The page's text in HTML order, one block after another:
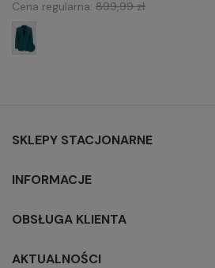
Cena regularna: 899,99 zł
SKLEPY STACJONARNE
INFORMACJE
OBSŁUGA KLIENTA
AKTUALNOŚCI